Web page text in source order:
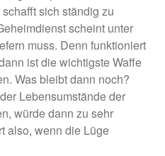
sich ständig zu
scheint unter
muss. Denn funktioniert
ist die wichtigste Waffe
Was bleibt dann noch?
Lebensumstände der
würde dann zu sehr
also, wenn die Lüge